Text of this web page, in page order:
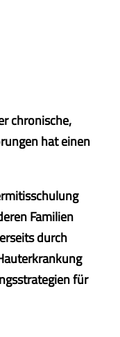
chronische,
hat einen
Familien
durch
für